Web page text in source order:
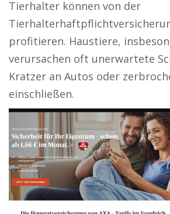
Tierhalter können von der
profitieren. Haustiere,
verursachen oft unerwartete
Kratzer an Autos oder
einschließen.